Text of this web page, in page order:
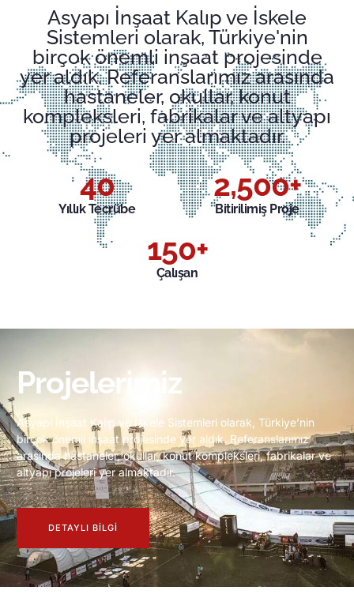
Asyapı İnşaat Kalıp ve İskele
Sistemleri olarak, Türkiye'nin
birçok önemli inşaat projesinde
yer aldık. Referanslarımız arasında
hastaneler, okullar, konut
kompleksleri, fabrikalar ve altyapı
projeleri yer almaktadır.
Yıllık Tecrübe
40
Bitirilimiş Proje
2,500+
Çalışan
150+
Projelerimiz
Asyapı İnşaat Kalıp ve İskele Sistemleri olarak, Türkiye’nin
birçok önemli inşaat projesinde yer aldık. Referanslarımız
arasında hastaneler, okullar, konut kompleksleri, fabrikalar ve
altyapı projeleri yer almaktadır.
DETAYLI BILGI